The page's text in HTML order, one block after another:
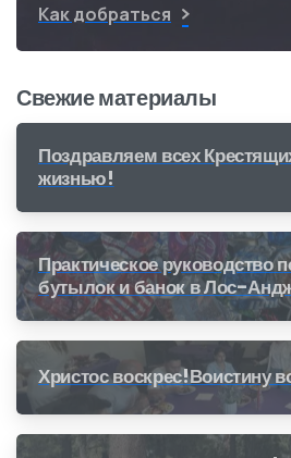
Как добраться
Свежие материалы
Поздравляем всех
жизнью!
Практическое руководство
бутылок и банок в Лос-
получить деньги за
Христос воскрес!Воистину